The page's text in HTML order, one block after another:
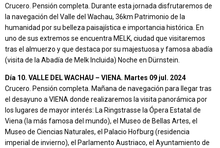
Crucero. Pensión completa. Durante esta jornada disfrutaremos de
la navegación del Valle del Wachau, 36km Patrimonio de la
humanidad por su belleza paisajística e importancia histórica. En
uno de sus extremos se encuentra MELK, ciudad que visitaremos
tras el almuerzo y que destaca por su majestuosa y famosa abadía
(visita de la Abadía de Melk Incluida) Noche en Dürnstein.
Día 10. VALLE DEL WACHAU – VIENA. Martes 09 jul. 2024
Crucero. Pensión completa. Mañana de navegación para llegar tras
el desayuno a VIENA donde realizaremos la visita panorámica por
los lugares de mayor interés: La Ringstrasse la Ópera Estatal de
Viena (la más famosa del mundo), el Museo de Bellas Artes, el
Museo de Ciencias Naturales, el Palacio Hofburg (residencia
imperial de invierno), el Parlamento Austriaco, el Ayuntamiento de